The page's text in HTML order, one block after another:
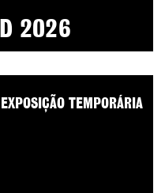
2026
EXPOSIÇÃO TEMPORÁRIA